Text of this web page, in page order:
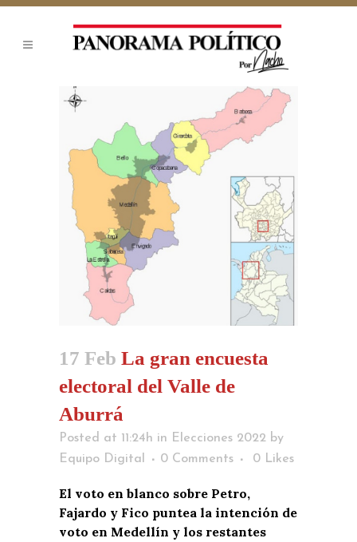
17 Feb La gran encuesta
electoral del Valle de
Aburrá
Posted at 11:24h in Elecciones 2022 by
Equipo Digital
0 Comments 0 Likes
El voto en blanco sobre Petro,
Fajardo y Fico puntea la intención de
voto en Medellín y los restantes